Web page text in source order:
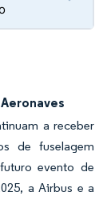
a receber
de fuselagem
evento de
a Airbus e a